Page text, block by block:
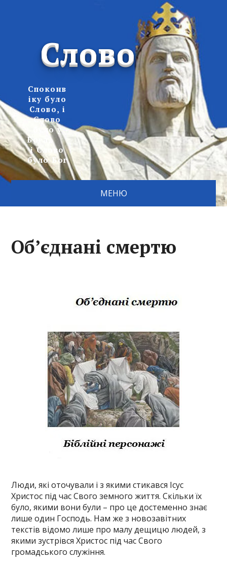
Слово
Споконв
іку було
Слово, і
Слово
було у
Бога,
і Слово
було Бог
МЕНЮ
Об’єднані смертю
Люди, які оточували і з якими стикався Ісус
Христос під час Свого земного життя. Скільки їх
було, якими вони були – про це достеменно знає
лише один Господь. Нам же з новозавітних
текстів відомо лише про малу дещицю людей, з
якими зустрівся Христос під час Свого
громадського служіння.